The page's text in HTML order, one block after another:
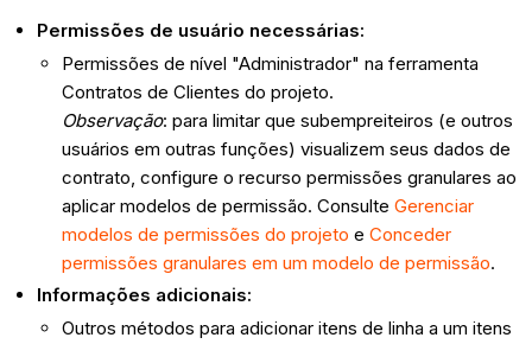
Permissões de usuário necessárias:
Permissões de nível "Administrador" na ferramenta
Contratos de Clientes do projeto.
Observação: para limitar que subempreiteiros (e outros
usuários em outras funções) visualizem seus dados de
contrato, configure o recurso permissões granulares ao
aplicar modelos de permissão. ConsulteGerenciar
modelos de permissões do projeto eConceder
permissões granulares em um modelo de permissão.
Informações adicionais:
Outros métodos para adicionar itens de linha a um itens